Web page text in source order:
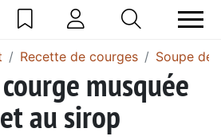
Recette de courges Soupe de
musquée
au sirop